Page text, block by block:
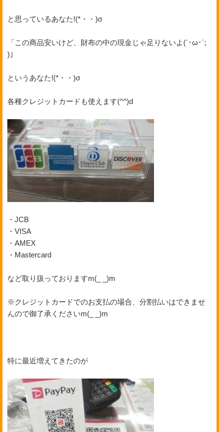
と思っているあなた!(*・・)σ
「この商品安いけど、財布の中の現金じゃ足りないよ(´･ω･`;
)」
というあなた!(*・・)σ
各種クレジットカードも使えます(^^)d
・JCB
・VISA
・AMEX
・Mastercard
など取り扱っておりますm(_ _)m
※クレジットカードでのお支払の場合、分割払いはできませ
んので御了承くださいm(_ _)m
特に最近増えてきたのが